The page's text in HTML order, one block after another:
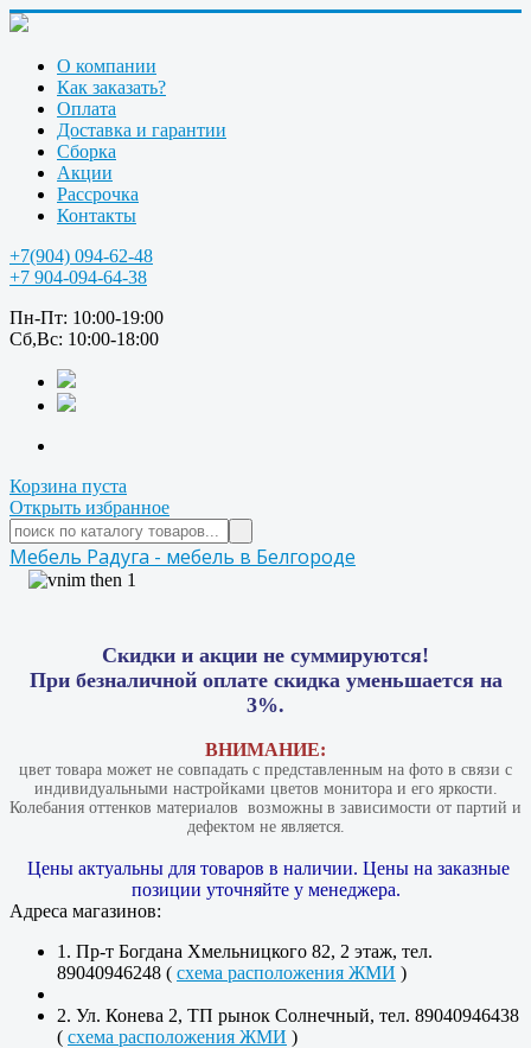
О компании
Как заказать?
Оплата
Доставка и гарантии
Сборка
Акции
Рассрочка
Контакты
+7(904) 094-62-48
+7 904-094-64-38
Пн-Пт: 10:00-19:00
Сб,Вс: 10:00-18:00
Корзина пуста
Открыть избранное
Мебель Радуга - мебель в Белгороде
Скидки и акции не суммируются!
При безналичной оплате скидка уменьшается на
3%.
ВНИМАНИЕ:
цвет товара может не совпадать с представленным на фото в связи с
индивидуальными настройками цветов монитора и его яркости.
Колебания оттенков материалов​ ​ возможны в зависимости от партий и
дефектом не является.
Цены актуальны для товаров в наличии. Цены на заказные
позиции уточняйте у менеджера.
Адреса магазинов:
1. Пр-т Богдана Хмельницкого 82, 2 этаж, тел.
89040946248 ( схема расположения ЖМИ )
2. Ул. Конева 2, ТП рынок Солнечный, тел. 89040946438
( схема расположения ЖМИ )